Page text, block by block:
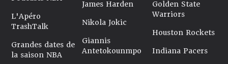
L'Apéro
TrashTalk
Grandes dates de
la saison NBA
James Harden
Nikola Jokic
Giannis
Antetokounmpo
Golden State
Warriors
Houston Rockets
Indiana Pacers